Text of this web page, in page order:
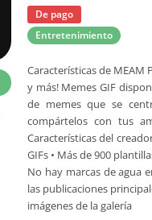
De pago
Entretenimiento
Características de MEAM
y más! Memes GIF
de memes que se
compártelos con tus
Características del
GIFs • Más de 900
No hay marcas de agua
las publicaciones
imágenes de la galería